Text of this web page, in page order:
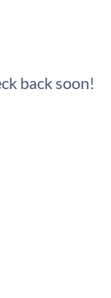
back soon!